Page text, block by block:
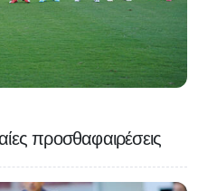
προσθαφαιρέσεις